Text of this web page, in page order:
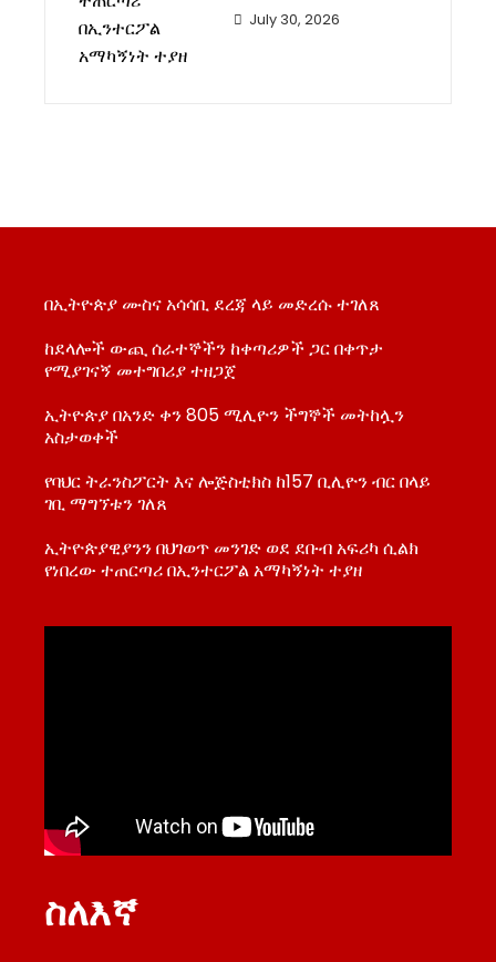
July 30, 2026
በኢትዮጵያ ሙስና አሳሳቢ ደረጃ ላይ መድረሱ ተገለጸ
ከደላሎች ውጪ ሰራተኞችን ከቀጣሪዎች ጋር በቀጥታ
የሚያገናኝ መተግበሪያ ተዘጋጀ
ኢትዮጵያ በአንድ ቀን 805 ሚሊዮን ችግኞች መትከሏን
አስታወቀች
የባህር ትራንስፖርት እና ሎጅስቲክስ ከ157 ቢሊዮን ብር በላይ
ገቢ ማግኘቱን ገለጸ
ኢትዮጵያዊያንን በህገወጥ መንገድ ወደ ደቡብ አፍሪካ ሲልክ
የነበረው ተጠርጣሪ በኢንተርፖል አማካኝነት ተያዘ
ስለእኛ